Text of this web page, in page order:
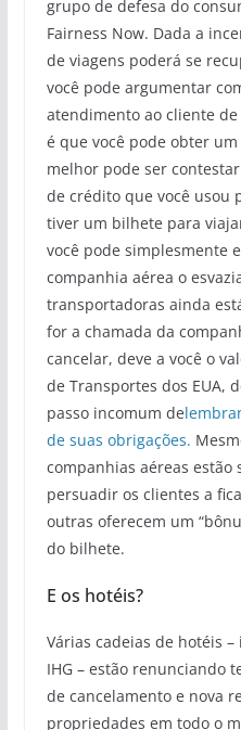
grupo de defesa do
Fairness Now. Dada a
de viagens poderá se
você pode argumentar
atendimento ao cliente
é que você pode obter
melhor pode ser
de crédito que você usou
tiver um bilhete para
você pode simplesmente
companhia aérea o
transportadoras ainda
for a chamada da
cancelar, deve a você o
de Transportes dos EUA,
passo incomum de
de suas obrigações.
companhias aéreas estão
persuadir os clientes a
outras oferecem um
do bilhete.
E os hotéis?
Várias cadeias de hotéis
IHG – estão renunciando
de cancelamento e nova
propriedades em todo o